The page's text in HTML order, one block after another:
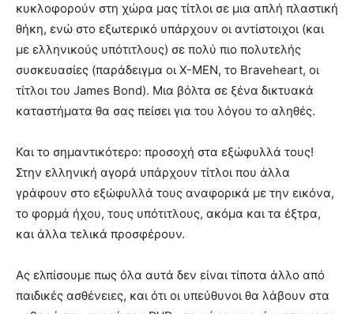
κυκλοφορούν στη χώρα μας τίτλοι σε μια απλή πλαστική
θήκη, ενώ στο εξωτερικό υπάρχουν οι αντίστοιχοι (και
με ελληνικούς υπότιτλους) σε πολύ πιο πολυτελής
συσκευασίες (παράδειγμα οι X-MEN, το Braveheart, οι
τίτλοι του James Bond). Μια βόλτα σε ξένα δικτυακά
καταστήματα θα σας πείσει για του λόγου το αληθές.
Και το σημαντικότερο: προσοχή στα εξώφυλλά τους!
Στην ελληνική αγορά υπάρχουν τίτλοι που άλλα
γράφουν στο εξώφυλλά τους αναφορικά με την εικόνα,
το φορμά ήχου, τους υπότιτλους, ακόμα και τα έξτρα,
και άλλα τελικά προσφέρουν.
Ας ελπίσουμε πως όλα αυτά δεν είναι τίποτα άλλο από
παιδικές ασθένειες, και ότι οι υπεύθυνοι θα λάβουν στα